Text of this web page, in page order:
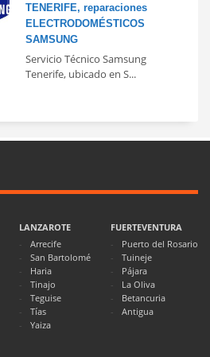
TENERIFE, reparaciones
ELECTRODOMÉSTICOS
SAMSUNG
Servicio Técnico Samsung
Tenerife, ubicado en S...
LANZAROTE
Arrecife
San Bartolomé
Haria
Tinajo
Teguise
Tías
Yaiza
FUERTEVENTURA
Puerto del Rosario
Tuineje
Pájara
La Oliva
Betancuria
Antigua